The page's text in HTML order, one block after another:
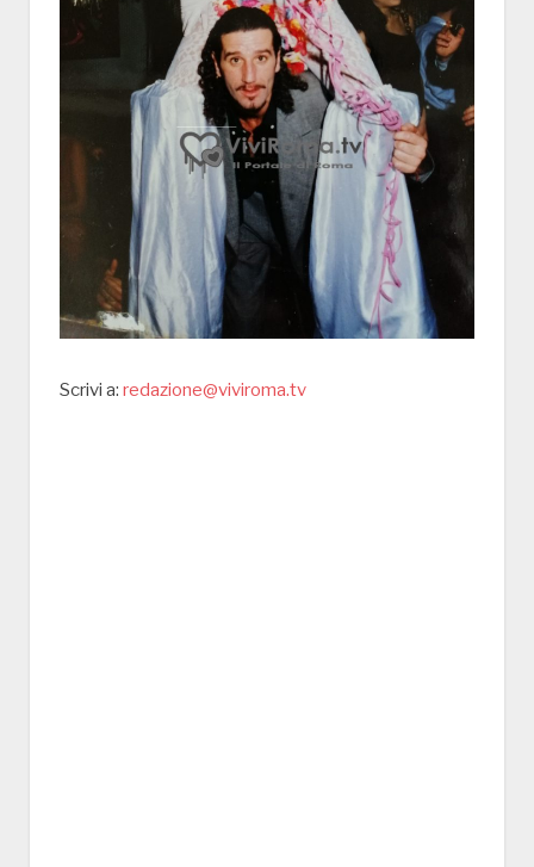
Scrivi a: redazione@viviroma.tv